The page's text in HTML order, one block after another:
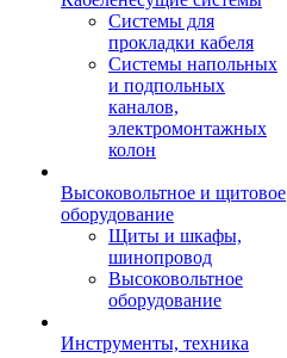
Системы для
прокладки кабеля
Системы напольных
и подпольных
каналов,
электромонтажных
колон
Высоковольтное и щитовое
оборудование
Щиты и шкафы,
шинопровод
Высоковольтное
оборудование
Инструменты, техника